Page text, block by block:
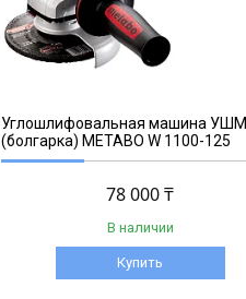
Углошлифовальная машина УШМ
(болгарка) METABO W 1100-125
78 000 ₸
В наличии
Купить
603627010